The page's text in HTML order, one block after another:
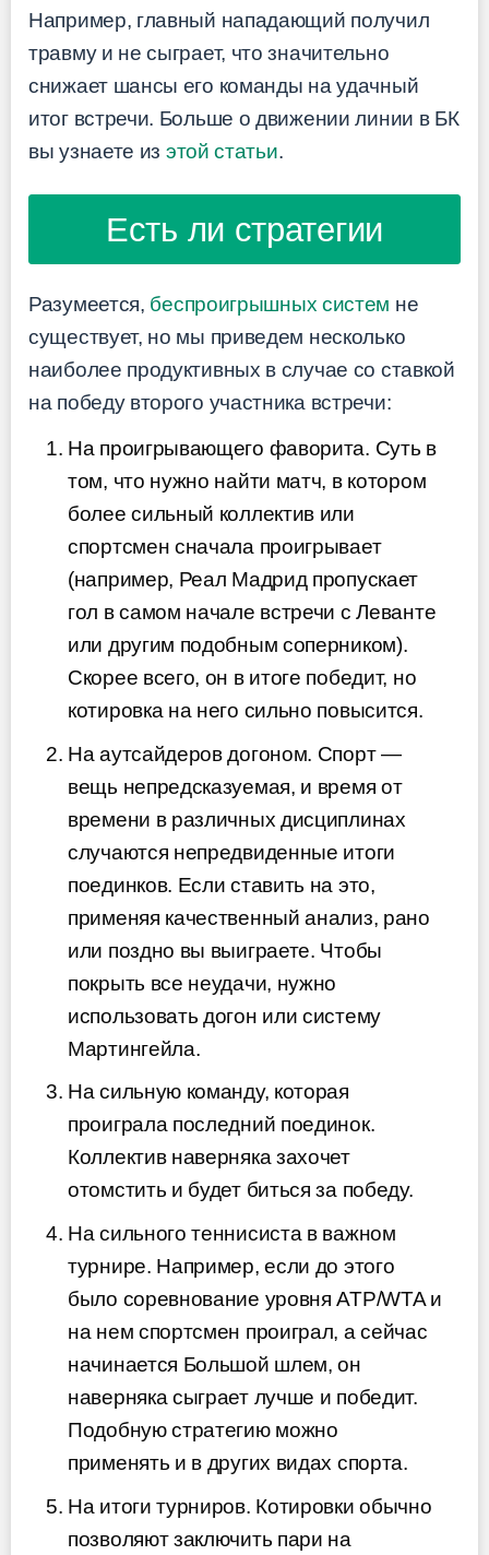
Например, главный нападающий получил
травму и не сыграет, что значительно
снижает шансы его команды на удачный
итог встречи. Больше о движении линии в БК
вы узнаете из этой статьи.
Есть ли стратегии
Разумеется, беспроигрышных систем не
существует, но мы приведем несколько
наиболее продуктивных в случае со стaвкой
на победу второго участника встречи:
На проигрывающего фаворита. Суть в
том, что нужно найти матч, в котором
более сильный коллектив или
спортсмен сначала проигрывает
(например, Реал Мадрид пропускает
гол в самом начале встречи с Леванте
или другим подобным соперником).
Скорее всего, он в итоге победит, но
котировка на него сильно повысится.
На аутсайдеров догоном. Спорт —
вещь непредсказуемая, и время от
времени в различных дисциплинах
случаются непредвиденные итоги
поединков. Если ставить на это,
применяя качественный анализ, рано
или поздно вы выиграете. Чтобы
покрыть все неудачи, нужно
использовать догон или систему
Мартингейла.
На сильную команду, которая
проиграла последний поединок.
Коллектив наверняка захочет
отомстить и будет биться за победу.
На сильного теннисиста в важном
турнире. Например, если до этого
было соревнование уровня ATP/WTA и
на нем спортсмен проиграл, а сейчас
начинается Большой шлем, он
наверняка сыграет лучше и победит.
Подобную стратегию можно
применять и в других видах спорта.
На итоги турниров. Котировки обычно
позволяют заключить пари на